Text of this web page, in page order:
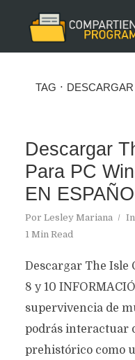
TAG
Descargar
Para PC
EN
Por Lesley Mariana In
1 Min Read
Descargar The Isle
8 y 10
supervivencia de
podrás interactuar
prehistórico como